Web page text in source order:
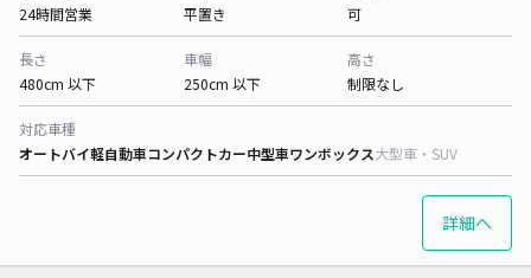
24時間営業
平置き
可
長さ
480cm 以下
車幅
250cm 以下
高さ
制限なし
対応車種
オートバイ軽自動車コンパクトカー中型車ワンボックス大型車・SUV
詳細へ